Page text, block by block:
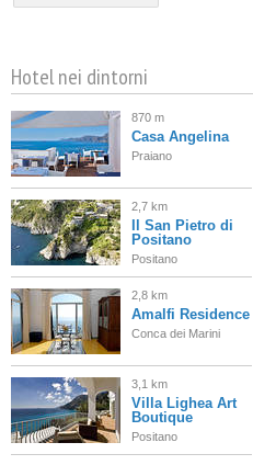
Hotel nei dintorni
870 m
Casa Angelina
Praiano
2,7 km
Il San Pietro di
Positano
Positano
2,8 km
Amalfi Residence
Conca dei Marini
3,1 km
Villa Lighea Art
Boutique
Positano